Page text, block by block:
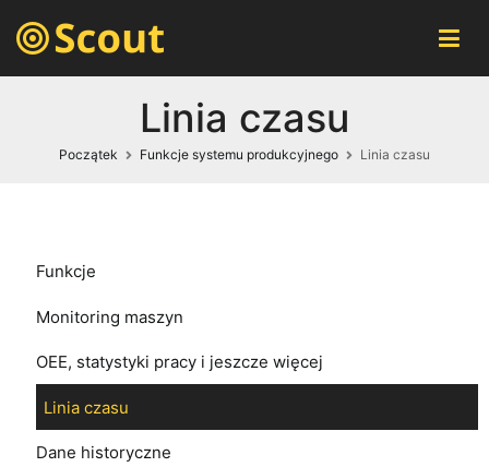
Linia czasu
Początek Funkcje systemu produkcyjnego Linia czasu
Funkcje
Monitoring maszyn
OEE, statystyki pracy i jeszcze więcej
Linia czasu
Dane historyczne